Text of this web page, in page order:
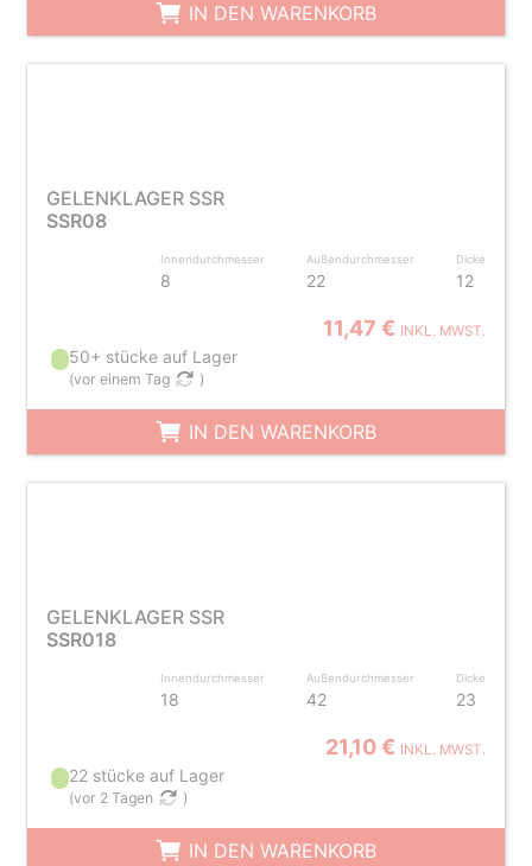
IN DEN WARENKORB
GELENKLAGER SSR
SSR08
Innendurchmesser
8
Außendurchmesser
22
Dicke
12
11,47 € INKL. MWST.
50+ stücke auf Lager
(vor einem Tag )
IN DEN WARENKORB
GELENKLAGER SSR
SSR018
Innendurchmesser
18
Außendurchmesser
42
Dicke
23
21,10 € INKL. MWST.
22 stücke auf Lager
(vor 2 Tagen )
IN DEN WARENKORB